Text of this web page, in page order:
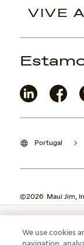
VIVE
Portugal
©2026 Maui Jim,
We use cookies